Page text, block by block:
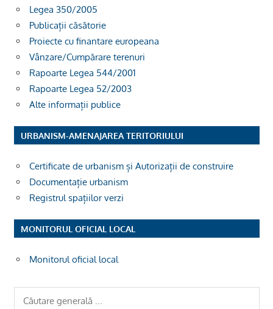
Legea 350/2005
Publicații căsătorie
Proiecte cu finantare europeana
Vânzare/Cumpărare terenuri
Rapoarte Legea 544/2001
Rapoarte Legea 52/2003
Alte informații publice
URBANISM-AMENAJAREA TERITORIULUI
Certificate de urbanism și Autorizații de construire
Documentație urbanism
Registrul spațiilor verzi
MONITORUL OFICIAL LOCAL
Monitorul oficial local